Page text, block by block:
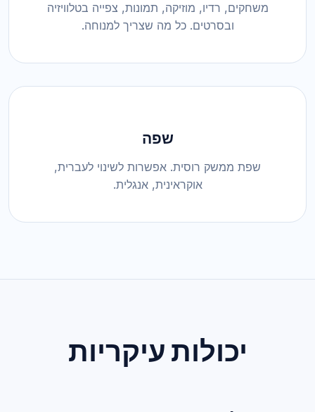
משחקים, רדיו, מוזיקה, תמונות, צפייה בטלוויזיה
ובסרטים. כל מה שצריך למנוחה.
שפה
שפת ממשק רוסית. אפשרות לשינוי לעברית,
אוקראינית, אנגלית.
יכולות עיקריות